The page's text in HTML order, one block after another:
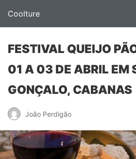
Coolture
FESTIVAL QUEIJO
01 A 03 DE ABRIL EM
GONÇALO, CABANAS
João Perdigão